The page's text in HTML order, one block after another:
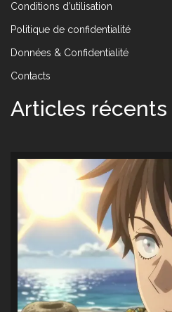
Conditions d’utilisation
Politique de confidentialité
Données & Confidentialité
Contacts
Articles récents